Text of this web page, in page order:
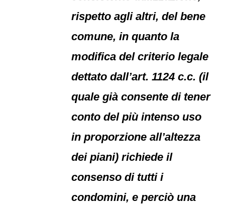
rispetto agli altri, del bene
comune, in quanto la
modifica del criterio legale
dettato dall’art. 1124 c.c. (il
quale già consente di tener
conto del più intenso uso
in proporzione all’altezza
dei piani) richiede il
consenso di tutti i
condomini, e perciò una